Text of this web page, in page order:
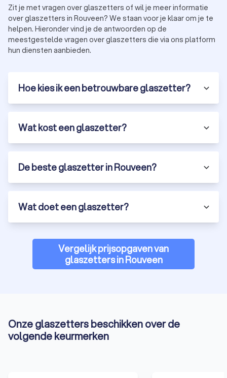
Zit je met vragen over glaszetters of wil je meer informatie
over glaszetters in Rouveen? We staan voor je klaar om je te
helpen. Hieronder vind je de antwoorden op de
meestgestelde vragen over glaszetters die via ons platform
hun diensten aanbieden.
Hoe kies ik een betrouwbare glaszetter?
Wat kost een glaszetter?
De beste glaszetter in Rouveen?
Wat doet een glaszetter?
Vergelijk prijsopgaven van
glaszetters in Rouveen
Onze glaszetters beschikken over de
volgende keurmerken